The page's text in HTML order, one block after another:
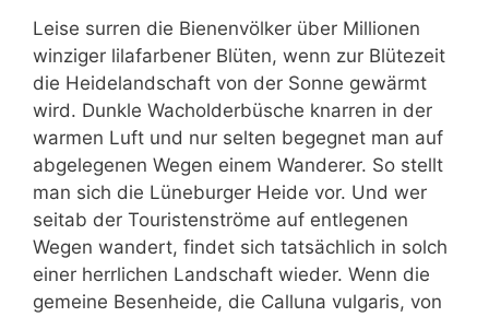
Leise surren die Bienenvölker über Millionen
winziger lilafarbener Blüten, wenn zur Blütezeit
die Heidelandschaft von der Sonne gewärmt
wird. Dunkle Wacholderbüsche knarren in der
warmen Luft und nur selten begegnet man auf
abgelegenen Wegen einem Wanderer. So stellt
man sich die Lüneburger Heide vor. Und wer
seitab der Touristenströme auf entlegenen
Wegen wandert, findet sich tatsächlich in solch
einer herrlichen Landschaft wieder. Wenn die
gemeine Besenheide, die Calluna vulgaris, von